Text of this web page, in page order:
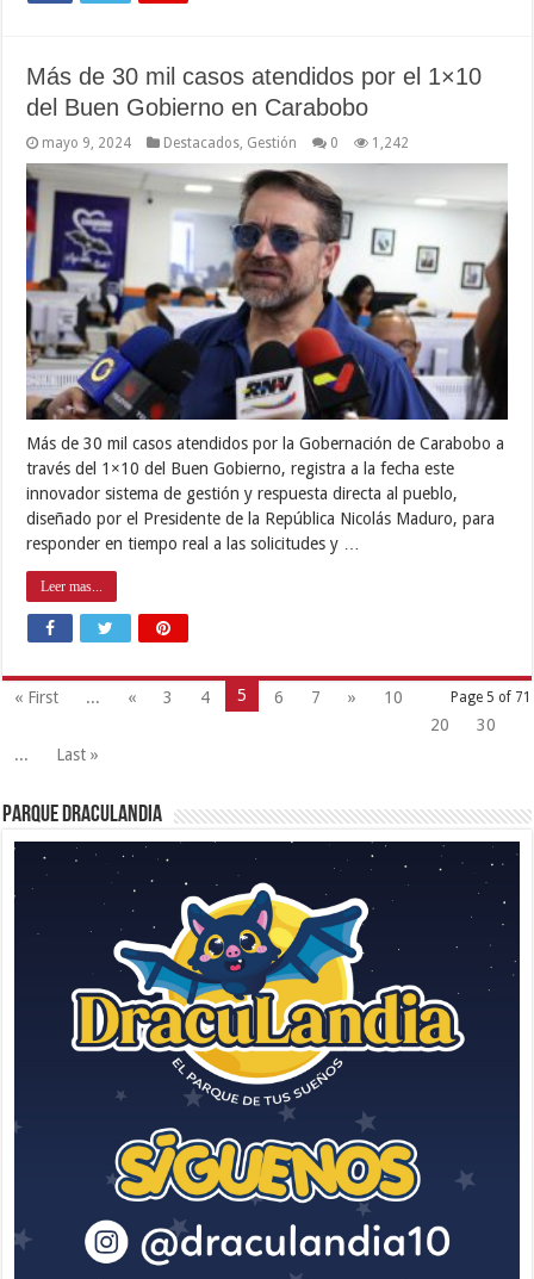
Más de 30 mil casos atendidos por el 1×10
del Buen Gobierno en Carabobo
mayo 9, 2024 Destacados, Gestión 0 1,242
Más de 30 mil casos atendidos por la Gobernación de Carabobo a
través del 1×10 del Buen Gobierno, registra a la fecha este
innovador sistema de gestión y respuesta directa al pueblo,
diseñado por el Presidente de la República Nicolás Maduro, para
responder en tiempo real a las solicitudes y …
Leer mas...
Page 5 of 71
« First ... « 3 4 5 6 7 »
10
20
30
...
Last »
Parque Draculandia